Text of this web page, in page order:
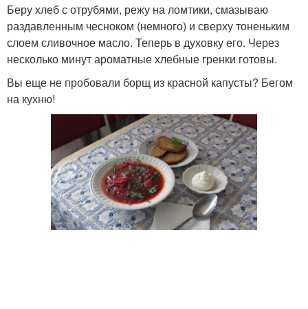
Беру хлеб с отрубями, режу на ломтики, смазываю
раздавленным чесноком (немного) и сверху тоненьким
слоем сливочное масло. Теперь в духовку его. Через
несколько минут ароматные хлебные гренки готовы.
Вы еще не пробовали борщ из красной капусты? Бегом
на кухню!